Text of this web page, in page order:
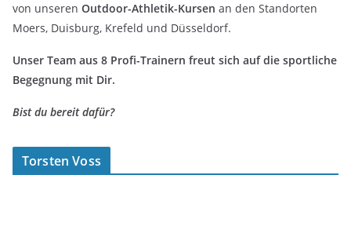
von unseren Outdoor-Athletik-Kursen an den Standorten
Moers, Duisburg, Krefeld und Düsseldorf.
Unser Team aus 8 Profi-Trainern freut sich auf die sportliche
Begegnung mit Dir.
Bist du bereit dafür?
Torsten Voss